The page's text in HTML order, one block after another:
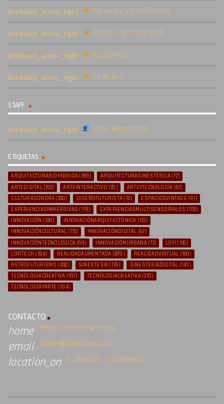
Términos y Condiciones
Política de Privacidad
Escríbenos
Lo Nuevo
STAFF
Crew Ritmosfera
ETIQUETAS
ARQUITECTURABIOHÍBRIDA (169) ARQUITECTURASINESTÉSICA(72)
ARTEDIGITAL(153) ARTEINTERACTIVO (70) ARTEYTECNOLOGÍA (67)
CULTURASONORA (250) DISEÑOFUTURISTA (72) ESPACIOSVINTAGE (91)
EXPERIENCIASINMERSIVAS (119) EXPERIENCIASMULTISENSORIALES (105)
INNOVACIÓN (128) INNOVACIÓNARQUITECTÓNICA (123)
INNOVACIÓNCULTURAL (115) INNOVACIÓNDIGITAL (67)
INNOVACIÓNTECNOLÓGICA (69) INNOVACIÓNURBANA(73) LOFI (126)
LOFITECH (184) REALIDADAUMENTADA (289) REALIDADVIRTUAL (160)
RETROFUTURISMO (432) SINESTESIA (178) SINESTESIADIGITAL (141)
TECNOLOGIACREATIVA (107) TECNOLOGÍACREATIVA(370)
TECNOLOGÍAYARTE (104)
CONTACTO
home https://ritmosfera.club
email admin@ritmosfera.club
location_on Guatemala / Guatemala